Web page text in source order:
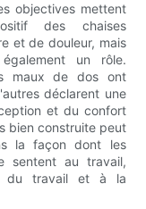
objectives mettent
des chaises
et de douleur, mais
un rôle.
maux de dos ont
déclarent une
et du confort
bien construite peut
la façon dont les
sentent au travail,
du travail et à la